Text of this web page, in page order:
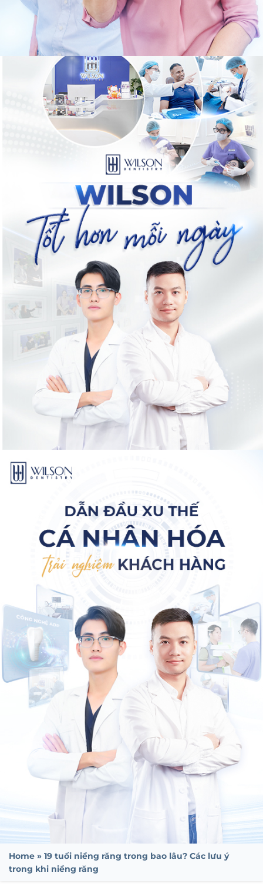
Home » 19 tuổi niềng răng trong bao lâu? Các lưu ý
trong khi niềng răng